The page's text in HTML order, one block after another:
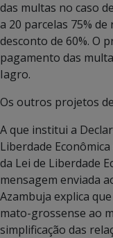
das multas no caso
a 20 parcelas 75%
desconto de 60%. O
pagamento das
Iagro.
Os outros projetos
A que institui a
Liberdade
da Lei de Liberdade
mensagem enviada
Azambuja explica
mato-grossense ao
simplificação das